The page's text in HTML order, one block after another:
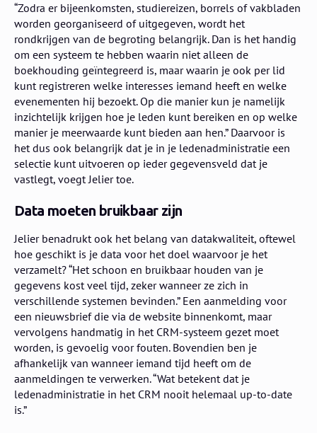
“Zodra er bijeenkomsten, studiereizen, borrels of vakbladen
worden georganiseerd of uitgegeven, wordt het
rondkrijgen van de begroting belangrijk. Dan is het handig
om een systeem te hebben waarin niet alleen de
boekhouding geïntegreerd is, maar waarin je ook per lid
kunt registreren welke interesses iemand heeft en welke
evenementen hij bezoekt. Op die manier kun je namelijk
inzichtelijk krijgen hoe je leden kunt bereiken en op welke
manier je meerwaarde kunt bieden aan hen.” Daarvoor is
het dus ook belangrijk dat je in je ledenadministratie een
selectie kunt uitvoeren op ieder gegevensveld dat je
vastlegt, voegt Jelier toe.
Data moeten bruikbaar zijn
Jelier benadrukt ook het belang van datakwaliteit, oftewel
hoe geschikt is je data voor het doel waarvoor je het
verzamelt? “Het schoon en bruikbaar houden van je
gegevens kost veel tijd, zeker wanneer ze zich in
verschillende systemen bevinden.” Een aanmelding voor
een nieuwsbrief die via de website binnenkomt, maar
vervolgens handmatig in het CRM-systeem gezet moet
worden, is gevoelig voor fouten. Bovendien ben je
afhankelijk van wanneer iemand tijd heeft om de
aanmeldingen te verwerken. “Wat betekent dat je
ledenadministratie in het CRM nooit helemaal up-to-date
is.”